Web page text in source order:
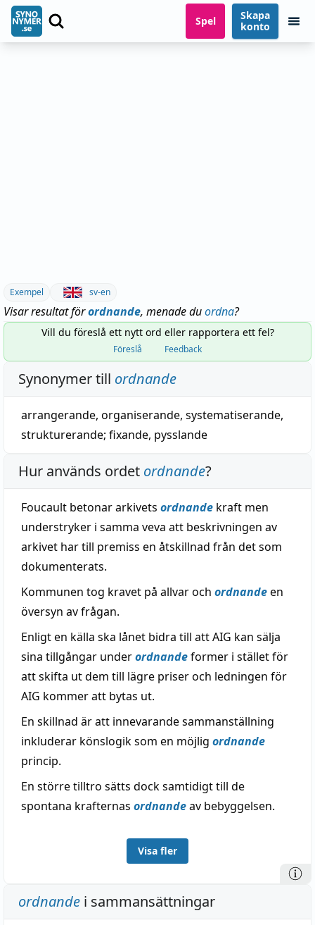
Spel
Skapa
konto
Exempel sv-en
Visar resultat förordnande, menade duordna?
Vill du föreslå ett nytt ord eller rapportera ett fel?
Föreslå Feedback
Synonymer till ordnande
arrangerande, organiserande, systematiserande,
strukturerande; fixande, pysslande
Hur används ordet ordnande?
Foucault betonar arkivets ordnande kraft men
understryker i samma veva att beskrivningen av
arkivet har till premiss en åtskillnad från det som
dokumenterats.
Kommunen tog kravet på allvar och ordnandeen
översyn av frågan.
Enligt en källa ska lånet bidra till att AIG kan sälja
sina tillgångar underordnandeformer i stället för
att skifta ut dem till lägre priser och ledningen för
AIG kommer att bytas ut.
En skillnad är att innevarande sammanställning
inkluderar könslogik som en möjlig ordnande
princip.
En större tilltro sätts dock samtidigt till de
spontana krafternas ordnandeav bebyggelsen.
Visa fler
ordnande i sammansättningar